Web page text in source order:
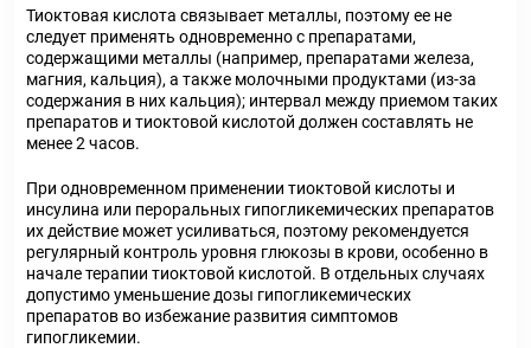
Тиоктовая кислота связывает металлы, поэтому ее не
следует применять одновременно с препаратами,
содержащими металлы (например, препаратами железа,
магния, кальция), а также молочными продуктами (из-за
содержания в них кальция); интервал между приемом таких
препаратов и тиоктовой кислотой должен составлять не
менее 2 часов.
При одновременном применении тиоктовой кислоты и
инсулина или пероральных гипогликемических препаратов
их действие может усиливаться, поэтому рекомендуется
регулярный контроль уровня глюкозы в крови, особенно в
начале терапии тиоктовой кислотой. В отдельных случаях
допустимо уменьшение дозы гипогликемических
препаратов во избежание развития симптомов
гипогликемии.